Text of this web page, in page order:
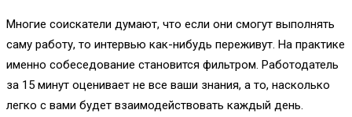
Многие соискатели думают, что если они смогут выполнять
саму работу, то интервью как-нибудь переживут. На практике
именно собеседование становится фильтром. Работодатель
за 15 минут оценивает не все ваши знания, а то, насколько
легко с вами будет взаимодействовать каждый день.